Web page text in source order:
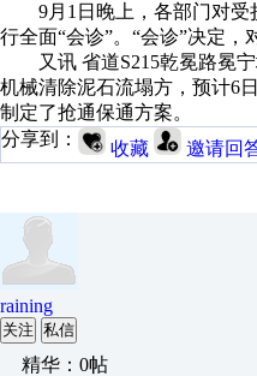
9月1日晚上，各部门对受损
行全面“会诊”。“会诊”决定
又讯 省道S215乾冕路冕宁
机械清除泥石流塌方，预计6
制定了抢通保通方案。
分享到：
收藏 邀请回
raining
关注 私信
精华：0帖